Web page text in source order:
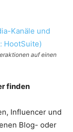
auf einen
finden
Influencer und
Blog- oder